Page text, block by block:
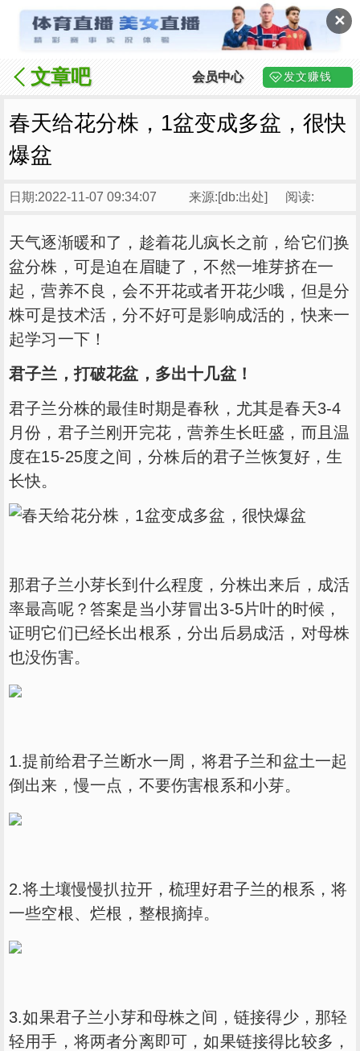
✕
文章吧 会员中心 发文赚钱
春天给花分株，1盆变成多盆，很快
爆盆
日期:2022-11-07 09:34:07 来源:[db:出处] 阅读:
天气逐渐暖和了，趁着花儿疯长之前，给它们换
盆分株，可是迫在眉睫了，不然一堆芽挤在一
起，营养不良，会不开花或者开花少哦，但是分
株可是技术活，分不好可是影响成活的，快来一
起学习一下！
君子兰，打破花盆，多出十几盆！
君子兰分株的最佳时期是春秋，尤其是春天3-4
月份，君子兰刚开完花，营养生长旺盛，而且温
度在15-25度之间，分株后的君子兰恢复好，生
长快。
那君子兰小芽长到什么程度，分株出来后，成活
率最高呢？答案是当小芽冒出3-5片叶的时候，
证明它们已经长出根系，分出后易成活，对母株
也没伤害。
1.提前给君子兰断水一周，将君子兰和盆土一起
倒出来，慢一点，不要伤害根系和小芽。
2.将土壤慢慢扒拉开，梳理好君子兰的根系，将
一些空根、烂根，整根摘掉。
3.如果君子兰小芽和母株之间，链接得少，那轻
轻用手，将两者分离即可，如果链接得比较多，